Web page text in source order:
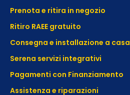
Prenota e ritira in negozio
Ritiro RAEE gratuito
Consegna e installazione a casa
Serena servizi integrativi
Pagamenti con Finanziamento
Assistenza e riparazioni